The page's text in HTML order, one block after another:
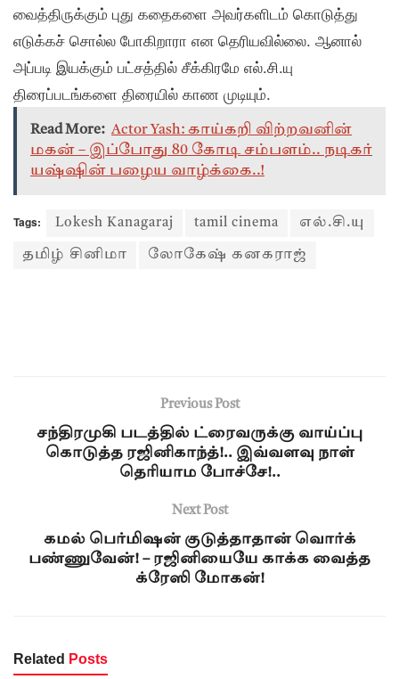
வைத்திருக்கும் புது கதைகளை அவர்களிடம் கொடுத்து
எடுக்கச் சொல்ல போகிறாரா என தெரியவில்லை. ஆனால்
அப்படி இயக்கும் பட்சத்தில் சீக்கிரமே எல்.சி.யு
திரைப்படங்களை திரையில் காண முடியும்.
Read More: Actor Yash: காய்கறி விற்றவனின்
மகன் – இப்போது 80 கோடி சம்பளம்.. நடிகர்
யஷ்ஷின் பழைய வாழ்க்கை..!
Tags: Lokesh Kanagaraj tamil cinema எல்.சி.யு
தமிழ் சினிமா லோகேஷ் கனகராஜ்
Previous Post
சந்திரமுகி படத்தில் ட்ரைவருக்கு வாய்ப்பு
கொடுத்த ரஜினிகாந்த்!.. இவ்வளவு நாள்
தெரியாம போச்சே!..
Next Post
கமல் பெர்மிஷன் குடுத்தாதான் வொர்க்
பண்ணுவேன்! – ரஜினியையே காக்க வைத்த
க்ரேஸி மோகன்!
Related Posts